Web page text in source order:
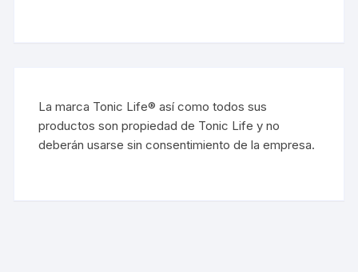
La marca Tonic Life® así como todos sus
productos son propiedad de Tonic Life y no
deberán usarse sin consentimiento de la empresa.